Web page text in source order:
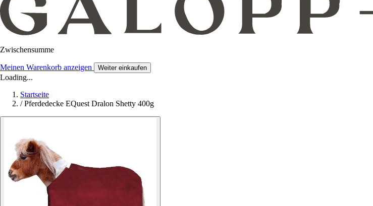
Zwischensumme
Meinen Warenkorb anzeigen Weiter einkaufen
Loading...
Startseite
/ Pferdedecke EQuest Dralon Shetty 400g